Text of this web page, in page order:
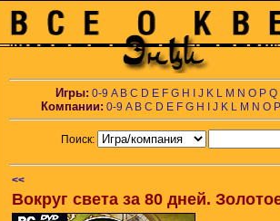
Игры: 0-9 A B C D E F G H J K L M N O P Q
Компании: 0-9 A B C D E F G H J K L M N O P
Поиск:
<<
Вокруг света за 80 дней.